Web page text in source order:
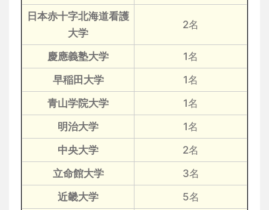
日本赤十字北海道看護
大学
2名
慶應義塾大学
1名
早稲田大学
1名
青山学院大学
1名
明治大学
1名
中央大学
2名
立命館大学
3名
近畿大学
5名